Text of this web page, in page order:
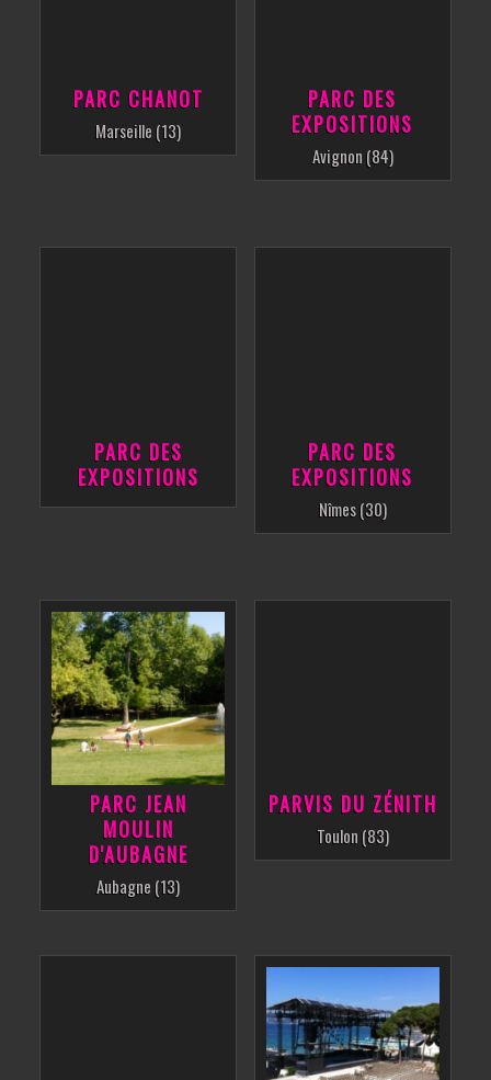
PARC CHANOT
Marseille (13)
PARC DES
EXPOSITIONS
Avignon (84)
PARC DES
EXPOSITIONS
PARC DES
EXPOSITIONS
Nîmes (30)
PARC JEAN
MOULIN
D'AUBAGNE
Aubagne (13)
PARVIS DU ZÉNITH
Toulon (83)